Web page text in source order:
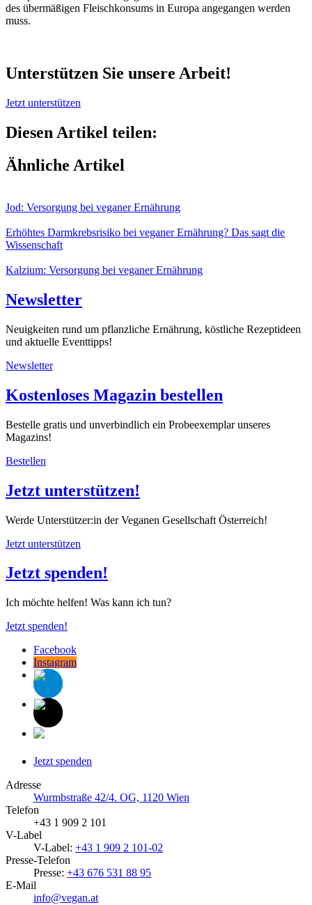
des übermäßigen Fleischkonsums in Europa angegangen werden
muss.
Unterstützen Sie unsere Arbeit!
Jetzt unterstützen
Diesen Artikel teilen:
Ähnliche Artikel
Jod: Versorgung bei veganer Ernährung
Erhöhtes Darmkrebsrisiko bei veganer Ernährung? Das sagt die
Wissenschaft
Kalzium: Versorgung bei veganer Ernährung
Newsletter
Neuigkeiten rund um pflanzliche Ernährung, köstliche Rezeptideen
und aktuelle Eventtipps!
Newsletter
Kostenloses Magazin bestellen
Bestelle gratis und unverbindlich ein Probeexemplar unseres
Magazins!
Bestellen
Jetzt unterstützen!
Werde Unterstützer:in der Veganen Gesellschaft Österreich!
Jetzt unterstützen
Jetzt spenden!
Ich möchte helfen! Was kann ich tun?
Jetzt spenden!
Facebook
Instagram
Jetzt spenden
Adresse
Wurmbstraße 42/4. OG, 1120 Wien
Telefon
+43 1 909 2 101
V-Label
V-Label: +43 1 909 2 101-02
Presse-Telefon
Presse: +43 676 531 88 95
E-Mail
info@vegan.at